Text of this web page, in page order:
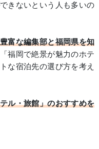
きないという人も多いの
富な編集部と福岡県を知
福岡で絶景が魅力のホテ
な宿泊先の選び方を考え
ル・旅館」のおすすめを